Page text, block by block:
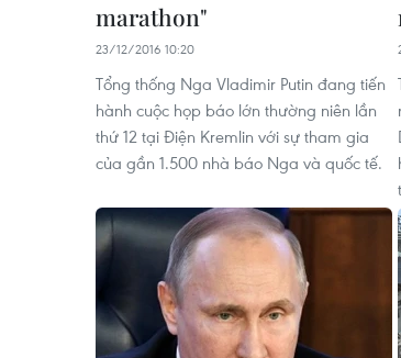
marathon"
23/12/2016 10:20
Tổng thống Nga Vladimir Putin đang tiến
hành cuộc họp báo lớn thường niên lần
thứ 12 tại Điện Kremlin với sự tham gia
của gần 1.500 nhà báo Nga và quốc tế.